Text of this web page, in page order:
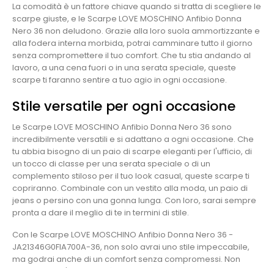
La comodità è un fattore chiave quando si tratta di scegliere le
scarpe giuste, e le Scarpe LOVE MOSCHINO Anfibio Donna
Nero 36 non deludono. Grazie alla loro suola ammortizzante e
alla fodera interna morbida, potrai camminare tutto il giorno
senza compromettere il tuo comfort. Che tu stia andando al
lavoro, a una cena fuori o in una serata speciale, queste
scarpe ti faranno sentire a tuo agio in ogni occasione.
Stile versatile per ogni occasione
Le Scarpe LOVE MOSCHINO Anfibio Donna Nero 36 sono
incredibilmente versatili e si adattano a ogni occasione. Che
tu abbia bisogno di un paio di scarpe eleganti per l'ufficio, di
un tocco di classe per una serata speciale o di un
complemento stiloso per il tuo look casual, queste scarpe ti
copriranno. Combinale con un vestito alla moda, un paio di
jeans o persino con una gonna lunga. Con loro, sarai sempre
pronta a dare il meglio di te in termini di stile.
Con le Scarpe LOVE MOSCHINO Anfibio Donna Nero 36 -
JA21346G0FIA700A-36, non solo avrai uno stile impeccabile,
ma godrai anche di un comfort senza compromessi. Non